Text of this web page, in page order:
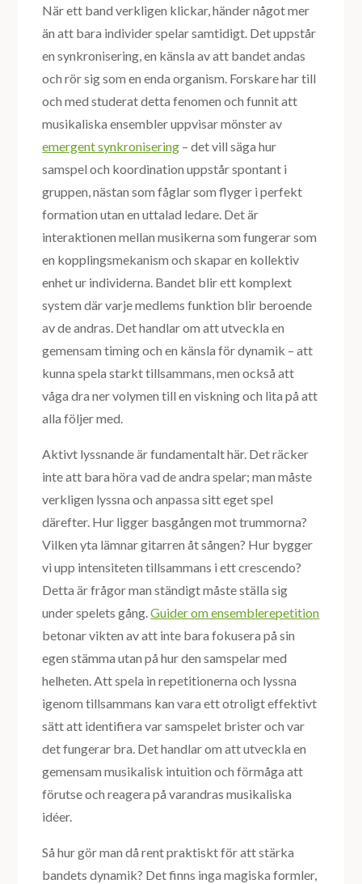
När ett band verkligen klickar, händer något mer
än att bara individer spelar samtidigt. Det uppstår
en synkronisering, en känsla av att bandet andas
och rör sig som en enda organism. Forskare har till
och med studerat detta fenomen och funnit att
musikaliska ensembler uppvisar mönster av
emergent synkronisering – det vill säga hur
samspel och koordination uppstår spontant i
gruppen, nästan som fåglar som flyger i perfekt
formation utan en uttalad ledare. Det är
interaktionen mellan musikerna som fungerar som
en kopplingsmekanism och skapar en kollektiv
enhet ur individerna. Bandet blir ett komplext
system där varje medlems funktion blir beroende
av de andras. Det handlar om att utveckla en
gemensam timing och en känsla för dynamik – att
kunna spela starkt tillsammans, men också att
våga dra ner volymen till en viskning och lita på att
alla följer med.
Aktivt lyssnande är fundamentalt här. Det räcker
inte att bara höra vad de andra spelar; man måste
verkligen lyssna och anpassa sitt eget spel
därefter. Hur ligger basgången mot trummorna?
Vilken yta lämnar gitarren åt sången? Hur bygger
vi upp intensiteten tillsammans i ett crescendo?
Detta är frågor man ständigt måste ställa sig
under spelets gång.Guider om ensemblerepetition
betonar vikten av att inte bara fokusera på sin
egen stämma utan på hur den samspelar med
helheten. Att spela in repetitionerna och lyssna
igenom tillsammans kan vara ett otroligt effektivt
sätt att identifiera var samspelet brister och var
det fungerar bra. Det handlar om att utveckla en
gemensam musikalisk intuition och förmåga att
förutse och reagera på varandras musikaliska
idéer.
Så hur gör man då rent praktiskt för att stärka
bandets dynamik? Det finns inga magiska formler,